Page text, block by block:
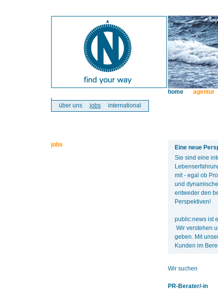
über uns jobs international
home agentur
jobs
Eine neue
Sie sind eine
mit - egal ob
und
entweder den
Perspektiven!
public:news ist
Wir verstehen
geben. Mit
Kunden im
Wir suchen
PR-Berater/-in